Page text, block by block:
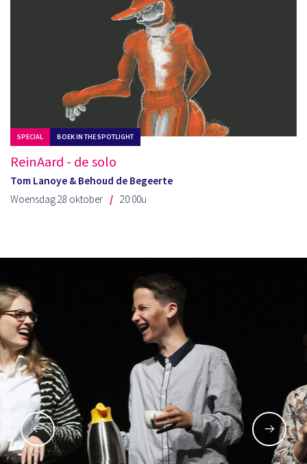
SPECIAL BOEK IN THE SPOTLIGHT
ReinAard - de solo
Tom Lanoye & Behoud de Begeerte
Woensdag 28 oktober
20:00u